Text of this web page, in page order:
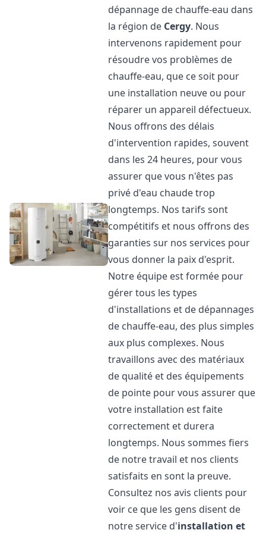
dépannage de chauffe-eau dans
la région de Cergy. Nous
intervenons rapidement pour
résoudre vos problèmes de
chauffe-eau, que ce soit pour
une installation neuve ou pour
réparer un appareil défectueux.
Nous offrons des délais
d'intervention rapides, souvent
dans les 24 heures, pour vous
assurer que vous n'êtes pas
privé d'eau chaude trop
longtemps. Nos tarifs sont
compétitifs et nous offrons des
garanties sur nos services pour
vous donner la paix d'esprit.
Notre équipe est formée pour
gérer tous les types
d'installations et de dépannages
de chauffe-eau, des plus simples
aux plus complexes. Nous
travaillons avec des matériaux
de qualité et des équipements
de pointe pour vous assurer que
votre installation est faite
correctement et durera
longtemps. Nous sommes fiers
de notre travail et nos clients
satisfaits en sont la preuve.
Consultez nos avis clients pour
voir ce que les gens disent de
notre service d'installation et